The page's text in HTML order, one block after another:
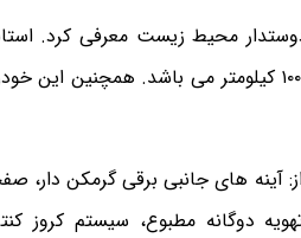
دوگانه مطبوع، سیستم کروز